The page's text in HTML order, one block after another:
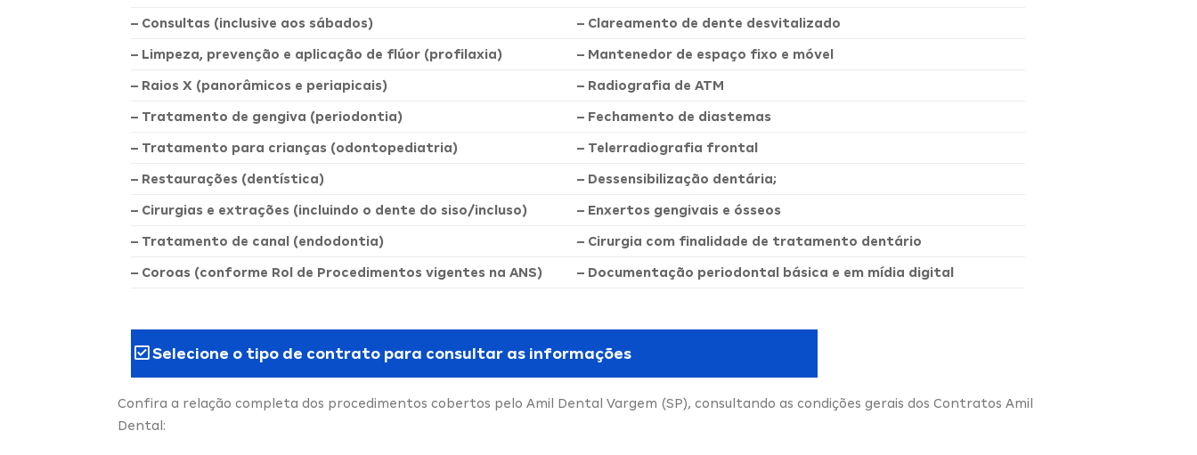
– Consultas (inclusive aos sábados) – Clareamento de dente desvitalizado
– Limpeza, prevenção e aplicação de flúor (profilaxia) – Mantenedor de espaço fixo e móvel
– Raios X (panorâmicos e periapicais) – Radiografia de ATM
– Tratamento de gengiva (periodontia) – Fechamento de diastemas
– Tratamento para crianças (odontopediatria) – Telerradiografia frontal
– Restaurações (dentística) – Dessensibilização dentária;
– Cirurgias e extrações (incluindo o dente do siso/incluso) – Enxertos gengivais e ósseos
– Tratamento de canal (endodontia) – Cirurgia com finalidade de tratamento dentário
– Coroas (conforme Rol de Procedimentos vigentes na ANS) – Documentação periodontal básica e em mídia digital
Selecione o tipo de contrato para consultar as informações
Confira a relação completa dos procedimentos cobertos pelo Amil Dental Vargem (SP), consultando as condições gerais dos Contratos Amil
Dental: